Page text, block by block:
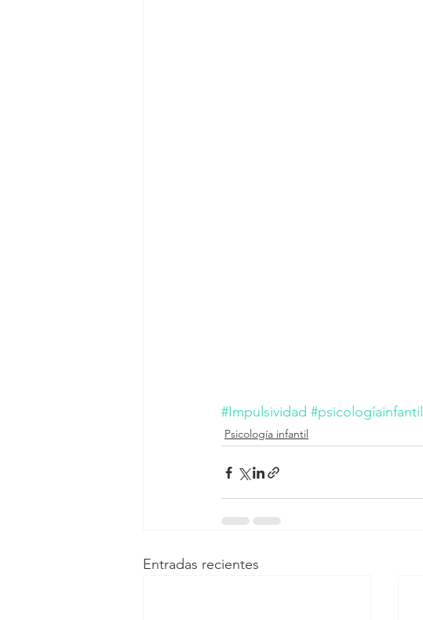
#Impulsividad #psicologíainfantil
Psicología infantil
Entradas recientes